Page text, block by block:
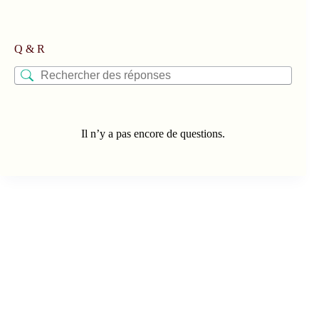
Q & R
Il n’y a pas encore de questions.